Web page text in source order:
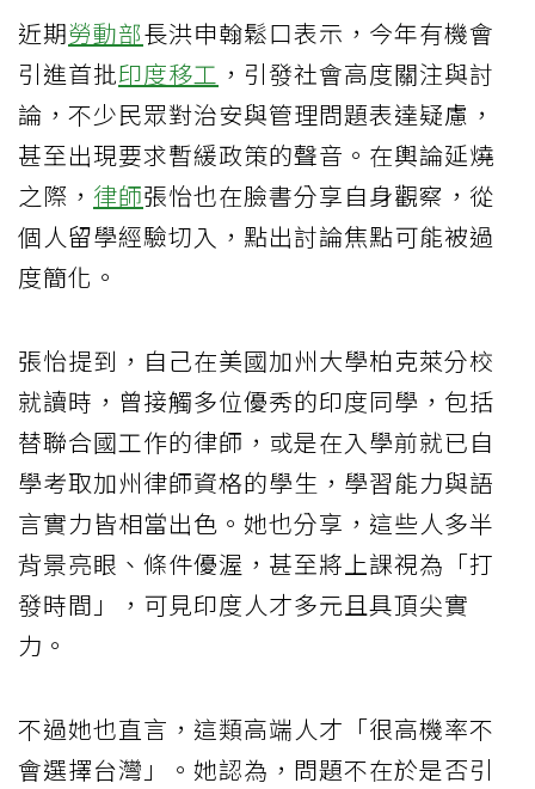
近期勞動部長洪申翰鬆口表示，今年有機會
引進首批印度移工 ，引發社會高度關注與討
論，不少民眾對治安與管理問題表達疑慮，
甚至出現要求暫緩政策的聲音。在輿論延燒
之際， 律師張怡也在臉書分享自身觀察，從
個人留學經驗切入，點出討論焦點可能被過
度簡化。
張怡提到，自己在美國加州大學柏克萊分校
就讀時，曾接觸多位優秀的印度同學，包括
替聯合國工作的律師，或是在入學前就已自
學考取加州律師資格的學生，學習能力與語
言實力皆相當出色。她也分享，這些人多半
背景亮眼、條件優渥，甚至將上課視為「打
發時間」，可見印度人才多元且具頂尖實
力。
不過她也直言，這類高端人才「很高機率不
會選擇台灣」。她認為，問題不在於是否引